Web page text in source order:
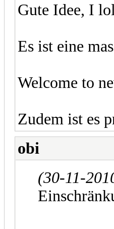
Gute Idee, I
Es ist eine
Welcome to
Zudem ist es
obi
(30-11-